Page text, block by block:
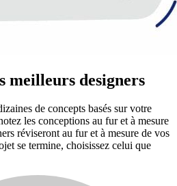
meilleurs designers
de concepts basés sur votre
les conceptions au fur et à mesure
réviseront au fur et à mesure de vos
se termine, choisissez celui que